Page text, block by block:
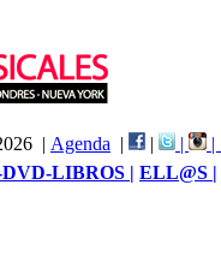
| Agenda | | | |
LIBROS | ELL@S |